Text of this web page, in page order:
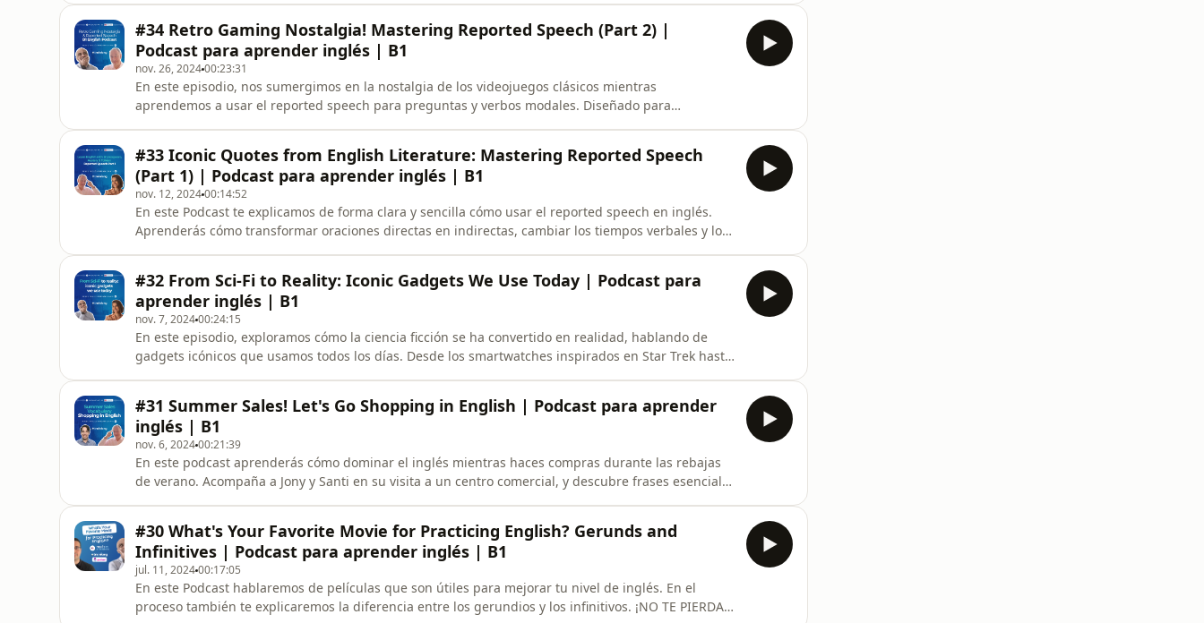
#34 Retro Gaming Nostalgia! Mastering Reported Speech (Part 2) |
Podcast para aprender inglés | B1
nov. 26, 202400:23:31
En este episodio, nos sumergimos en la nostalgia de los videojuegos clásicos mientras
aprendemos a usar el reported speech para preguntas y verbos modales. Diseñado para
#33 Iconic Quotes from English Literature: Mastering Reported Speech
(Part 1) | Podcast para aprender inglés | B1
nov. 12, 202400:14:52
En este Podcast te explicamos de forma clara y sencilla cómo usar el reported speech en inglés.
Aprenderás cómo transformar oraciones directas en indirectas, cambiar los tiempos verbales y los
#32 From Sci-Fi to Reality: Iconic Gadgets We Use Today | Podcast para
aprender inglés | B1
nov. 7, 202400:24:15
En este episodio, exploramos cómo la ciencia ficción se ha convertido en realidad, hablando de
gadgets icónicos que usamos todos los días. Desde los smartwatches inspirados en Star Trek hasta
#31 Summer Sales! Let's Go Shopping in English | Podcast para aprender
inglés | B1
nov. 6, 202400:21:39
En este podcast aprenderás cómo dominar el inglés mientras haces compras durante las rebajas
de verano. Acompaña a Jony y Santi en su visita a un centro comercial, y descubre frases esenciales
#30 What's Your Favorite Movie for Practicing English? Gerunds and
Infinitives | Podcast para aprender inglés | B1
jul. 11, 202400:17:05
En este Podcast hablaremos de películas que son útiles para mejorar tu nivel de inglés. En el
proceso también te explicaremos la diferencia entre los gerundios y los infinitivos. ¡NO TE PIERDAS